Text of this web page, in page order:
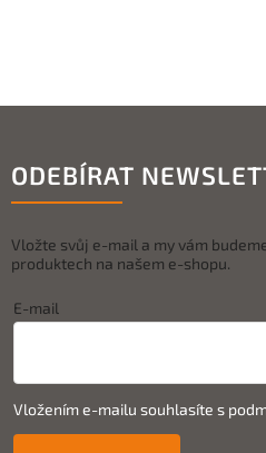
ODEBÍRAT
Vložte svůj e-mail a my vám
produktech na našem e-shopu.
E-mail
Vložením e-mailu souhlasíte s